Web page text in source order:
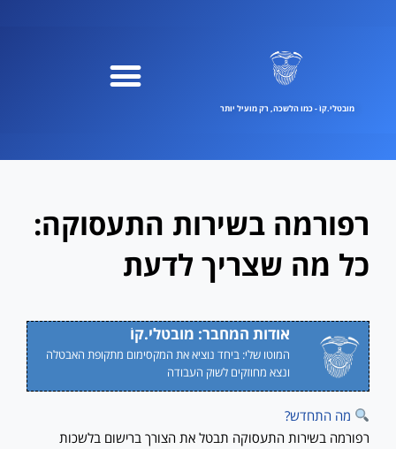
מובטלי.קוֹ - כמו הלשכה, רק מועיל יותר
רפורמה בשירות התעסוקה:
כל מה שצריך לדעת
אודות המחבר: מובטלי.קוֹ
המוטו שלי: ביחד נוציא את המקסימום מתקופת האבטלה
ונצא מחוזקים לשוק העבודה
מה התחדש?
רפורמה בשירות התעסוקה תבטל את הצורך ברישום בלשכות